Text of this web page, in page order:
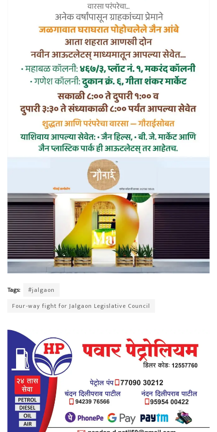
Tags:
#jalgaon
Four-way fight for Jalgaon Legislative Council